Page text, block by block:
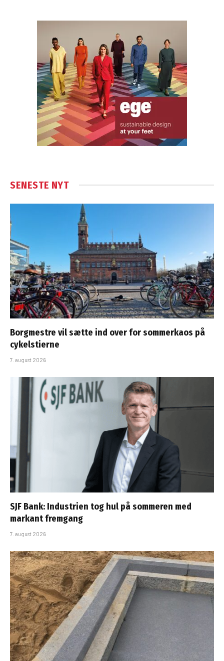
SENESTE NYT
Borgmestre vil sætte ind over for sommerkaos på
cykelstierne
7. august 2026
SJF Bank: Industrien tog hul på sommeren med
markant fremgang
7. august 2026